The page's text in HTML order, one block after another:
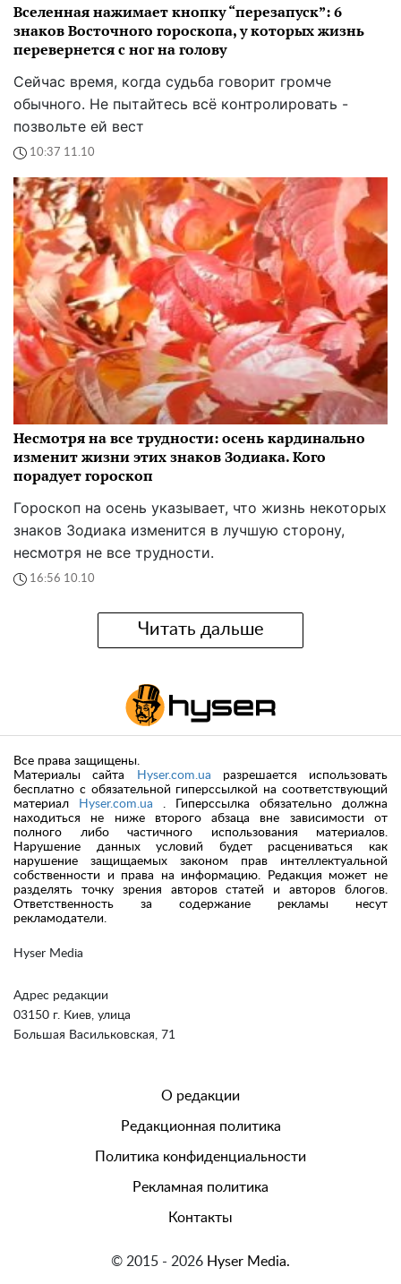
Вселенная нажимает кнопку “перезапуск”: 6
знаков Восточного гороскопа, у которых жизнь
перевернется с ног на голову
Сейчас время, когда судьба говорит громче
обычного. Не пытайтесь всё контролировать -
позвольте ей вест
10:37 11.10
Несмотря на все трудности: осень кардинально
изменит жизни этих знаков Зодиака. Кого
порадует гороскоп
Гороскоп на осень указывает, что жизнь некоторых
знаков Зодиака изменится в лучшую сторону,
несмотря не все трудности.
16:56 10.10
Читать дальше
Hyser Media
Адрес редакции
03150 г. Киев, улица
Большая Васильковская, 71
Все права защищены.
Материалы сайта
Hyser.com.ua разрешается использовать
бесплатно с обязательной гиперссылкой на соответствующий
материал
Hyser.com.ua . Гиперссылка обязательно должна
находиться не ниже второго абзаца вне зависимости от
полного либо частичного использования материалов.
Нарушение данных условий будет расцениваться как
нарушение защищаемых законом прав интеллектуальной
собственности и права на информацию. Редакция может не
разделять точку зрения авторов статей и авторов блогов.
Ответственность за содержание рекламы несут
рекламодатели.
О редакции
Редакционная политика
Политика конфиденциальности
Рекламная политика
Контакты
© 2015 - 2026 Hyser Media.